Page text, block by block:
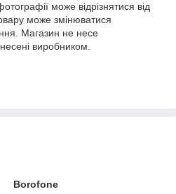
може відрізнятися від
може змінюватися
Магазин не несе
виробником.
Borofone